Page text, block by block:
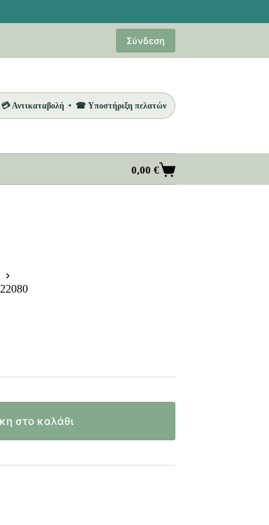
Σύνδεση
💳 Αντικαταβολή • ☎ Υποστήριξη πελατών
Καλάθι
Αγορών
0,00 €
στο καλάθι